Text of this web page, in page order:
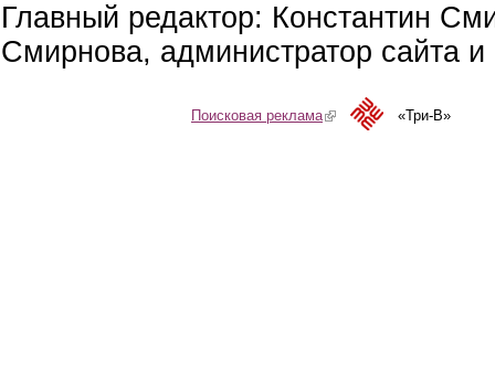
Главный редактор: Константин
Смирнова, администратор сайта
Поисковая реклама(link is external)«Три-В»